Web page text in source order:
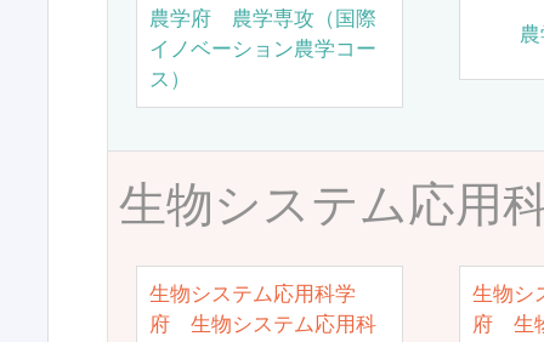
農学府 農学専攻（国際
イノベーション農学コー
ス）
生物システム応用
生物システム応用科学
府 生物システム応用科
生物シ
府 生